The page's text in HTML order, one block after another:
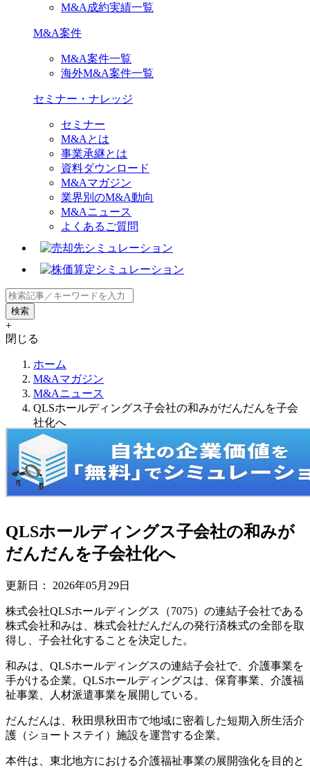
M&A成約実績一覧
M&A案件
M&A案件一覧
海外M&A案件一覧
セミナー・ナレッジ
セミナー
M&Aとは
事業承継とは
資料ダウンロード
M&Aマガジン
業界別のM&A動向
M&Aニュース
よくあるご質問
+
閉じる
ホーム
M&Aマガジン
M&Aニュース
QLSホールディングス子会社の和みがだんだんを子会
社化へ
QLSホールディングス子会社の和みが
だんだんを子会社化へ
更新日： 2026年05月29日
株式会社QLSホールディングス（7075）の連結子会社である
株式会社和みは、株式会社だんだんの発行済株式の全部を取
得し、子会社化することを決定した。
和みは、QLSホールディングスの連結子会社で、介護事業を
手がける企業。QLSホールディングスは、保育事業、介護福
祉事業、人材派遣事業を展開している。
だんだんは、秋田県秋田市で地域に密着した短期入所生活介
護（ショートステイ）施設を運営する企業。
本件は、東北地方における介護福祉事業の展開強化を目的と